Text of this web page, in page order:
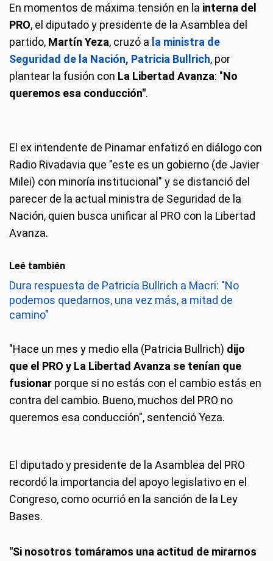
En momentos de máxima tensión en la interna del
PRO, el diputado y presidente de la Asamblea del
partido, Martín Yeza, cruzó a la ministra de
Seguridad de la Nación, Patricia Bullrich, por
plantear la fusión con La Libertad Avanza: "No
queremos esa conducción".
El ex intendente de Pinamar enfatizó en diálogo con
Radio Rivadavia que "este es un gobierno (de Javier
Milei) con minoría institucional" y se distanció del
parecer de la actual ministra de Seguridad de la
Nación, quien busca unificar al PRO con la Libertad
Avanza.
Leé también
Dura respuesta de Patricia Bullrich a Macri: "No
podemos quedarnos, una vez más, a mitad de
camino"
"Hace un mes y medio ella (Patricia Bullrich) dijo
que el PRO y La Libertad Avanza se tenían que
fusionar porque si no estás con el cambio estás en
contra del cambio. Bueno, muchos del PRO no
queremos esa conducción", sentenció Yeza.
El diputado y presidente de la Asamblea del PRO
recordó la importancia del apoyo legislativo en el
Congreso, como ocurrió en la sanción de la Ley
Bases.
"Si nosotros tomáramos una actitud de mirarnos